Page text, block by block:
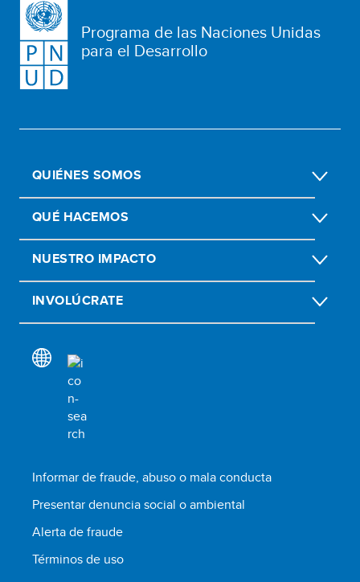
Programa de las Naciones Unidas
para el Desarrollo
QUIÉNES SOMOS
QUÉ HACEMOS
NUESTRO IMPACTO
INVOLÚCRATE
Informar de fraude, abuso o mala conducta
Presentar denuncia social o ambiental
Alerta de fraude
Términos de uso